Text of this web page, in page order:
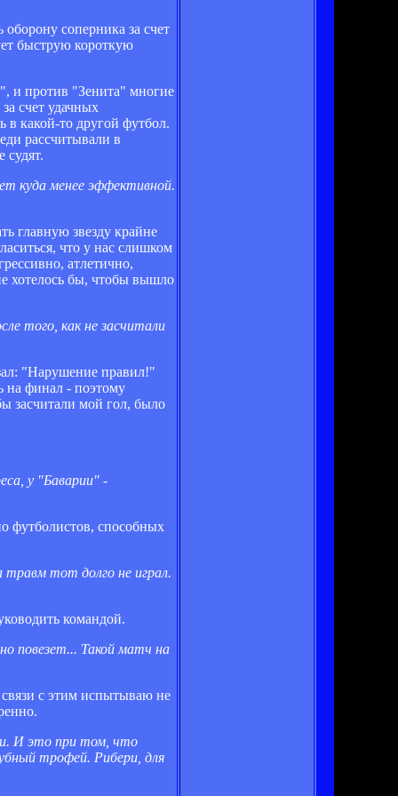
соперника за счет
быструю короткую
и против "Зенита" многие
счет удачных
какой-то другой футбол.
рассчитывали в
судят.
куда менее эффективной.
главную звезду крайне
что у нас слишком
атлетично,
хотелось бы, чтобы вышло
того, как не засчитали
"Нарушение правил!"
на финал - поэтому
засчитали мой гол, было
у "Баварии" -
футболистов, способных
тот долго не играл.
командой.
повезет... Такой матч на
с этим испытываю не
И это при том, что
трофей. Рибери, для